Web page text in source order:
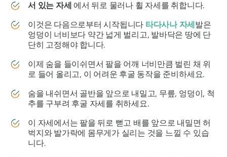
서 있는 자세 에서 뒤로 물러나 휠 자세를 취합니다.
이것은 다음으로부터 시작됩니다 타다사나 자세 발은
엉덩이 너비보다 약간 넓게 벌리고, 발바닥은 땅에 단
단히 고정해야 합니다.
이제 숨을 들이쉬면서 팔을 어깨 너비만큼 벌린 채 위
로 들어 올리고, 이 어려운 후굴 동작을 준비하세요.
숨을 내쉬면서 골반을 앞으로 내밀고, 무릎, 엉덩이, 척
추를 구부려 후굴 자세를 취하세요.
이 자세에서는 팔을 뒤로 뻗고 배를 앞으로 내밀면 허
벅지와 발가락에 몸무게가 실리는 것을 느낄 수 있습
니다.